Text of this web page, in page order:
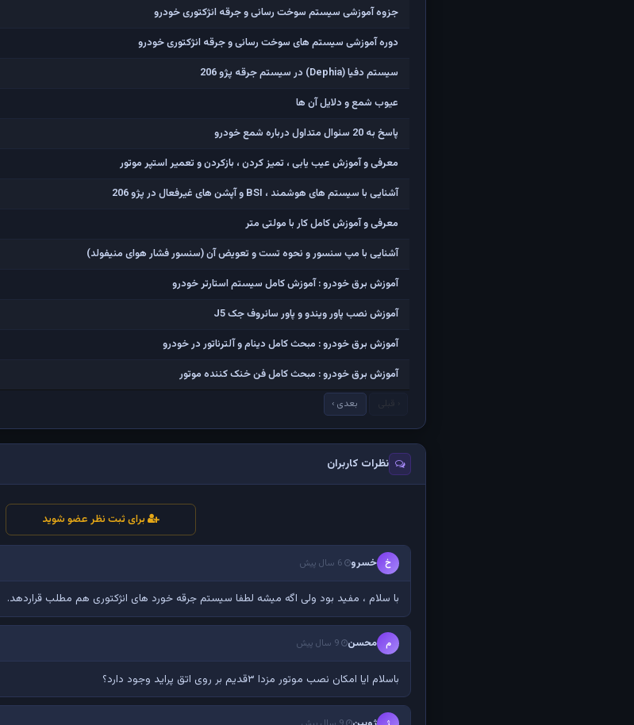
جزوه آموزشی سیستم سوخت رسانی و جرقه انژکتوری خودرو
دوره آموزشی سیستم های سوخت رسانی و جرقه انژکتوری خودرو
سیستم دفیا (Dephia) در سیستم جرقه پژو 206
عیوب شمع و دلایل آن ها
پاسخ به 20 سئوال متداول درباره شمع خودرو
معرفی و آموزش عیب یابی ، تمیز کردن ، بازکردن و تعمیر استپر موتور
آشنایی با سیستم های هوشمند ، BSI و آپشن های غیرفعال در پژو 206
معرفی و آموزش کامل کار با مولتی متر
آشنایی با مپ سنسور و نحوه تست و تعویض آن (سنسور فشار هوای منیفولد)
آموزش برق خودرو : آموزش کامل سیستم استارتر خودرو
آموزش نصب پاور ویندو و پاور سانروف جک J5
آموزش برق خودرو : مبحث کامل دینام و آلترناتور در خودرو
آموزش برق خودرو : مبحث کامل فن خنک کننده موتور
بعدی ›
نظرات کاربران
برای ثبت نظر عضو شوید
خ خسرو 6 سال پیش
با سلام ، مفید بود ولی اگه میشه لطفا سیستم جرقه خورد های انژکتوری هم مطلب قراردهد.
م محسن 9 سال پیش
با‌سلام ایا امکان نصب موتور مزدا ۳قدیم بر روی اتق پراید وجود دارد؟